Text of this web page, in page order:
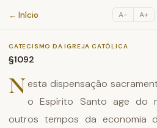
Catecismo da
← Início A− A+
CATECISMO DA IGREJA CATÓLICA
§1092
Nesta dispensação
o Espírito Santo age do
outros tempos da economia